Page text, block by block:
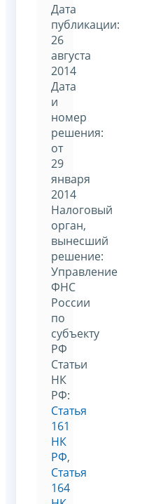
Дата
публикации:
26
августа
2014
Дата
и
номер
решения:
от
29
января
2014
Налоговый
орган,
вынесший
решение:
Управление
ФНС
России
по
субъекту
РФ
Статьи
НК
РФ:
Статья
161
НК
РФ,
Статья
164